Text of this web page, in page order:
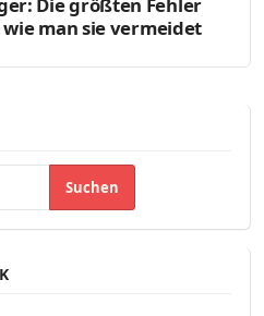
wie man sie vermeidet